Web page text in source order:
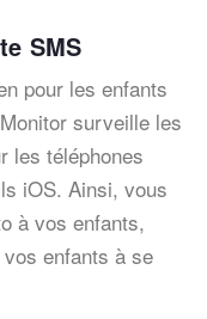
SMS
pour les enfants
surveille les
les téléphones
iOS. Ainsi, vous
à vos enfants,
enfants à se